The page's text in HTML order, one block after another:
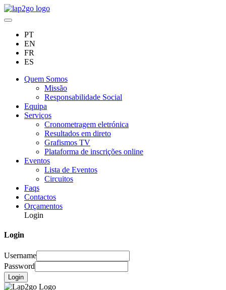
PT
EN
FR
ES
Quem Somos
Missão
Responsabilidade Social
Equipa
Serviços
Cronometragem eletrónica
Resultados em direto
Grafismos TV
Plataforma de inscrições online
Eventos
Lista de Eventos
Circuitos
Faqs
Contactos
Orçamentos
Login
Login
Username
Password
Login